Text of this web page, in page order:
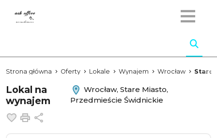
Strona główna Oferty Lokale Wynajem Wrocław Stare
Lokal na
wynajem
Wrocław, Stare Miasto,
Przedmieście Świdnickie
Dodaj do ulubionych
Drukuj